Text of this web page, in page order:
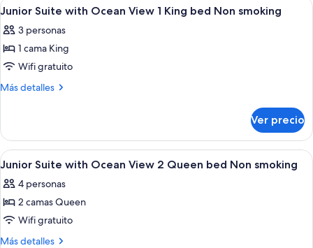
habitaciones
todas
las
fotos
de
Junior
Ocean
View
1
King
bed
Non
smoking
50
Junior Suite with Ocean View 1 King bed Non smoking
3 personas
1 cama King
Wifi gratuito
Más detalles
Más
Suite
with
Ocean
King
Non
smoking
Ver precio
Abrir
todas
las
fotos
de
Junior
Ropa de cama de alta calidad y
39
Junior Suite with Ocean View 2 Queen bed Non smoking
4 personas
2 camas Queen
Wifi gratuito
Más detalles
Más